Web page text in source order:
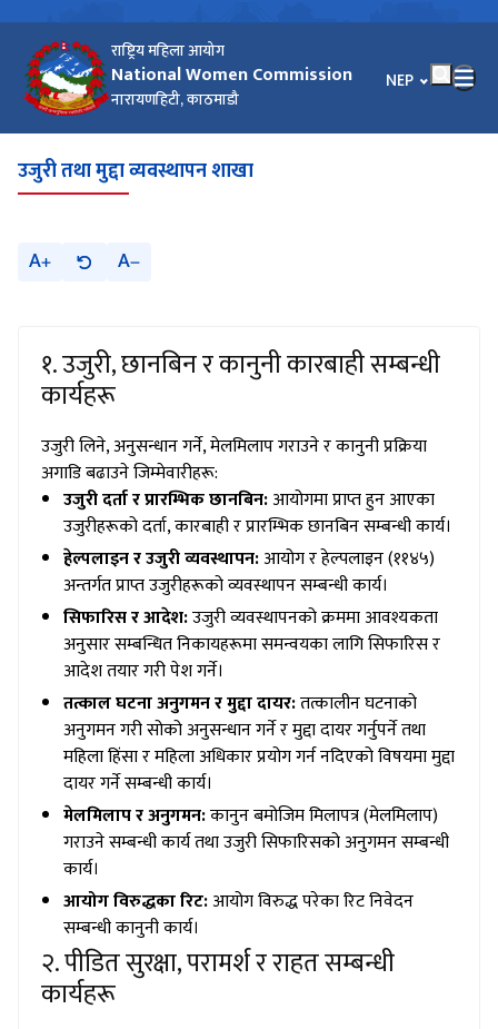
राष्ट्रिय महिला आयोग
National Women Commission
नारायणहिटी, काठमाडौ
भाषा चयन गर्नुहोस्
NEP
उजुरी तथा मुद्दा व्यवस्थापन शाखा
A A
१. उजुरी, छानबिन र कानुनी कारबाही सम्बन्धी
कार्यहरू
उजुरी लिने, अनुसन्धान गर्ने, मेलमिलाप गराउने र कानुनी प्रक्रिया
अगाडि बढाउने जिम्मेवारीहरू:
उजुरी दर्ता र प्रारम्भिक छानबिन:आयोगमा प्राप्त हुन आएका
उजुरीहरूको दर्ता, कारबाही र प्रारम्भिक छानबिन सम्बन्धी कार्य।
हेल्पलाइन र उजुरी व्यवस्थापन:आयोग र हेल्पलाइन (११४५)
अन्तर्गत प्राप्त उजुरीहरूको व्यवस्थापन सम्बन्धी कार्य।
सिफारिस र आदेश:उजुरी व्यवस्थापनको क्रममा आवश्यकता
अनुसार सम्बन्धित निकायहरूमा समन्वयका लागि सिफारिस र
आदेश तयार गरी पेश गर्ने।
तत्काल घटना अनुगमन र मुद्दा दायर:तत्कालीन घटनाको
अनुगमन गरी सोको अनुसन्धान गर्ने र मुद्दा दायर गर्नुपर्ने तथा
महिला हिंसा र महिला अधिकार प्रयोग गर्न नदिएको विषयमा मुद्दा
दायर गर्ने सम्बन्धी कार्य।
मेलमिलाप र अनुगमन:कानुन बमोजिम मिलापत्र (मेलमिलाप)
गराउने सम्बन्धी कार्य तथा उजुरी सिफारिसको अनुगमन सम्बन्धी
कार्य।
आयोग विरुद्धका रिट:आयोग विरुद्ध परेका रिट निवेदन
सम्बन्धी कानुनी कार्य।
२. पीडित सुरक्षा, परामर्श र राहत सम्बन्धी
कार्यहरू